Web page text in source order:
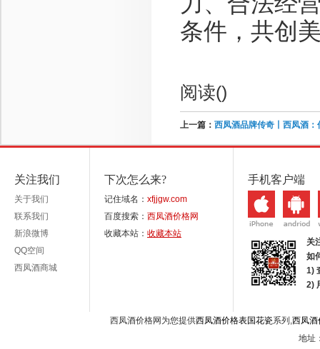
条件，共创
阅读()
上一篇： 西凤酒品牌传奇丨西凤酒
关注我们
关于我们
联系我们
新浪微博
QQ空间
西凤酒商城
下次怎么来?
记住域名： xfjjgw.com
百度搜索： 西凤酒价格网
收藏本站： 收藏本站
手机客户端
关
如
1)
2)
西凤酒价格网为您提供西凤酒价格表国花瓷系列,西凤酒
地址